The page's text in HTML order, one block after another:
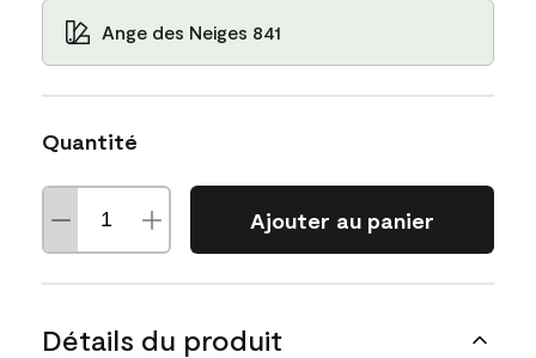
Ange des Neiges 841
Quantité
Ajouter au panier
Détails du produit